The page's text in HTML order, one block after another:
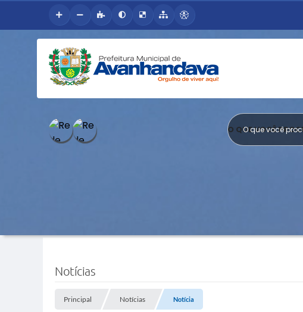
O QUE VOCÊ
Notícias
Principal Notícias Notícia